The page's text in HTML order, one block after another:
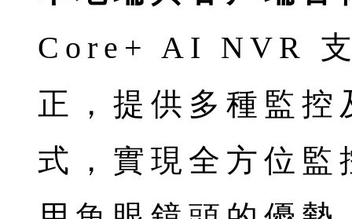
Core+ AI NVR
正，提供多種監
式，實現全方位